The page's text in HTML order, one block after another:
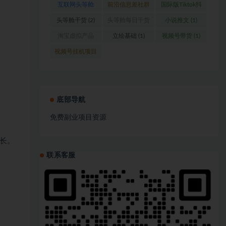
。
互联网头等舱
(1)
前沿信息差社群 国际版Tiktok抖
音运营(1)
头等舱干货 (2)
(1)
小说推文 (1)
(1)
立绘基础 (1) 视频号带货 (1)
视频号挂机项目
底部导航
免费副业项目资源
联系客服